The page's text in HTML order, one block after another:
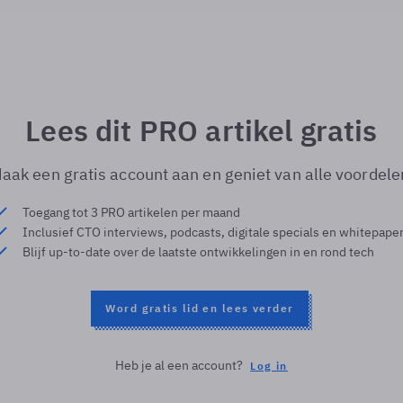
Lees dit PRO artikel gratis
een gratis account aan en geniet van alle
Toegang tot 3 PRO artikelen per maand
Inclusief CTO interviews, podcasts, digitale specials en
Blijf up-to-date over de laatste ontwikkelingen in en rond tech
Word gratis lid en lees verder
Heb je al een account? Log in